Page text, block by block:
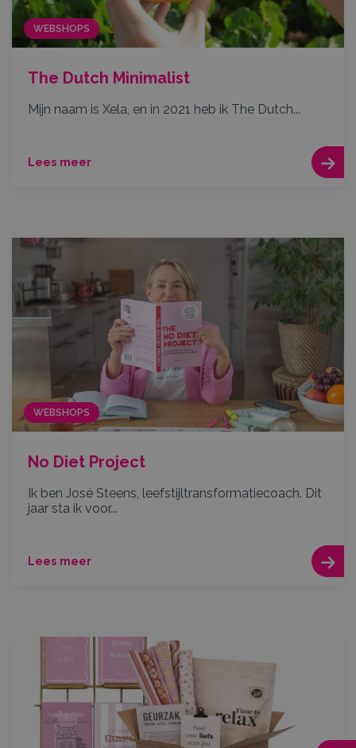
WEBSHOPS
The Dutch Minimalist
Mijn naam is Xela, en in 2021 heb ik The Dutch...
Lees meer
WEBSHOPS
No Diet Project
Ik ben José Steens, leefstijltransformatiecoach. Dit
jaar sta ik voor...
Lees meer